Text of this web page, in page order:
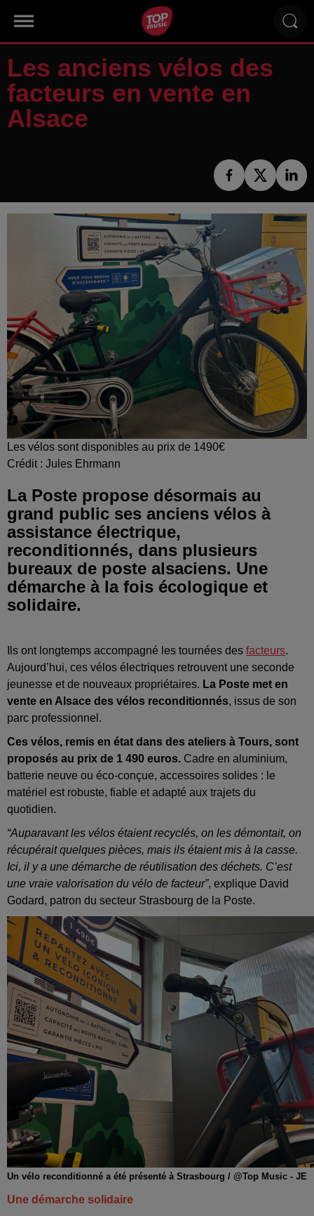
Les anciens vélos des
facteurs en vente en
Alsace
Les vélos sont disponibles au prix de 1490€
Crédit : Jules Ehrmann
La Poste propose désormais au
grand public ses anciens vélos à
assistance électrique,
reconditionnés, dans plusieurs
bureaux de poste alsaciens. Une
démarche à la fois écologique et
solidaire.
Ils ont longtemps accompagné les tournées des facteurs.
Aujourd’hui, ces vélos électriques retrouvent une seconde
jeunesse et de nouveaux propriétaires. La Poste met en
vente en Alsace des vélos reconditionnés, issus de son
parc professionnel.
Ces vélos, remis en état dans des ateliers à Tours, sont
proposés au prix de 1 490 euros. Cadre en aluminium,
batterie neuve ou éco-conçue, accessoires solides : le
matériel est robuste, fiable et adapté aux trajets du
quotidien.
“Auparavant les vélos étaient recyclés, on les démontait, on
récupérait quelques pièces, mais ils étaient mis à la casse.
Ici, il y a une démarche de réutilisation des déchets. C’est
une vraie valorisation du vélo de facteur”, explique David
Godard, patron du secteur Strasbourg de la Poste.
Un vélo reconditionné a été présenté à Strasbourg / @Top Music - JE
Une démarche solidaire